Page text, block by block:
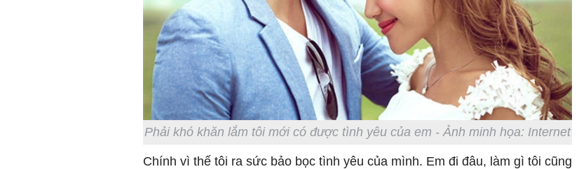
Phải khó khăn lắm tôi mới có được tình yêu của em - Ảnh minh họa: Internet
Chính vì thế tôi ra sức bảo bọc tình yêu của mình. Em đi đâu, làm gì tôi cũng